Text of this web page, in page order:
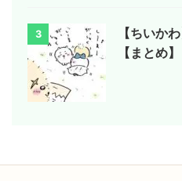
3
【ちいか
【まとめ】